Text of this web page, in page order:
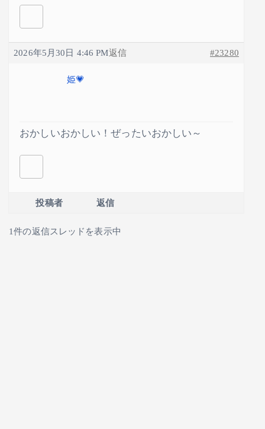
2026年5月30日 4:46 PM #23280
返信
姫💗
おかしいおかしい！ぜったいおかしい～
投稿者 返信
1件の返信スレッドを表示中